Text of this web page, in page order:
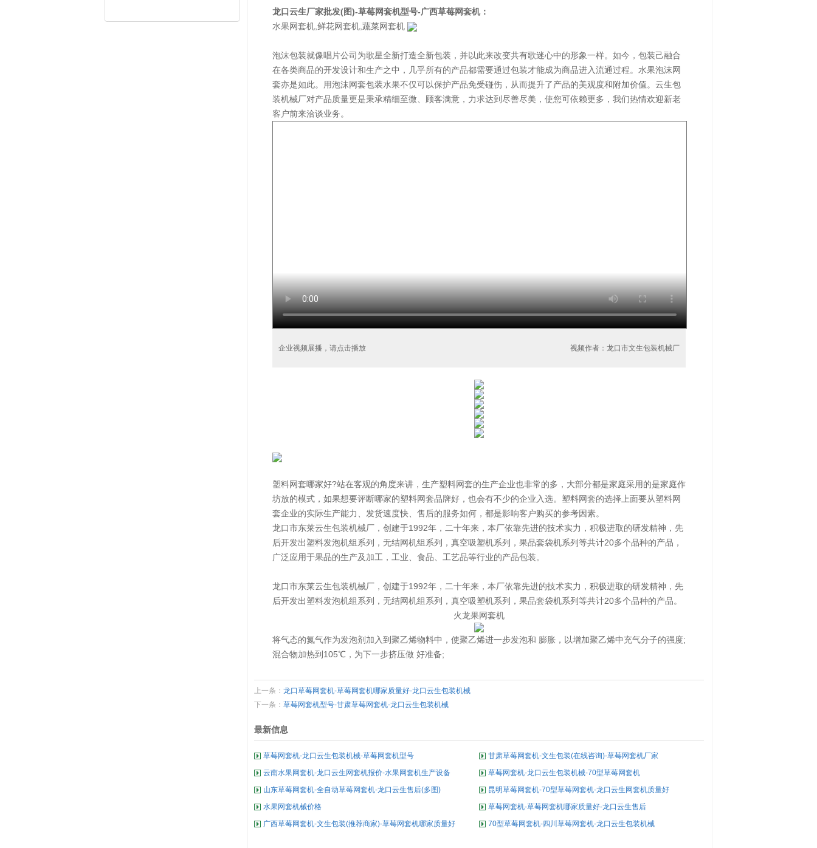
龙口云生厂家批发(图)-草莓网套机型号-广西草莓网套机：
水果网套机 鲜花网套机 蔬菜网套机
泡沫包装就像唱片公司为歌星全新打造全新包装，并以此来改变共有歌迷心中的形象一样。如今，包装己融合
在各类商品的开发设计和生产之中，几乎所有的产品都需要通过包装才能成为商品进入流通过程。水果泡沫网
套亦是如此。用泡沫网套包装水果不仅可以保护产品免受碰伤，从而提升了产品的美观度和附加价值。云生包
装机械厂对产品质量更是秉承精细至微、顾客满意，力求达到尽善尽美，使您可依赖更多，我们热情欢迎新老
客户前来洽谈业务。
企业视频展播，请点击播放 视频作者：龙口市文生包装机械厂
塑料网套哪家好?站在客观的角度来讲，生产塑料网套的生产企业也非常的多，大部分都是家庭采用的是家庭作
坊放的模式，如果想要评断哪家的塑料网套品牌好，也会有不少的企业入选。塑料网套的选择上面要从塑料网
套企业的实际生产能力、发货速度快、售后的服务如何，都是影响客户购买的参考因素。
龙口市东莱云生包装机械厂，创建于1992年，二十年来，本厂依靠先进的技术实力，积极进取的研发精神，先
后开发出塑料发泡机组系列，无结网机组系列，真空吸塑机系列，果品套袋机系列等共计20多个品种的产品，
广泛应用于果品的生产及加工，工业、食品、工艺品等行业的产品包装。
龙口市东莱云生包装机械厂，创建于1992年，二十年来，本厂依靠先进的技术实力，积极进取的研发精神，先
后开发出塑料发泡机组系列，无结网机组系列，真空吸塑机系列，果品套袋机系列等共计20多个品种的产品。
火龙果网套机
将气态的氮气作为发泡剂加入到聚乙烯物料中，使聚乙烯进一步发泡和 膨胀，以增加聚乙烯中充气分子的强度;
混合物加热到105℃，为下一步挤压做 好准备;
上一条： 龙口草莓网套机-草莓网套机哪家质量好-龙口云生包装机械
下一条： 草莓网套机型号-甘肃草莓网套机-龙口云生包装机械
最新信息
草莓网套机-龙口云生包装机械-草莓网套机型号
甘肃草莓网套机-文生包装(在线咨询)-草莓网套机厂家
云南水果网套机-龙口云生网套机报价-水果网套机生产设备
草莓网套机-龙口云生包装机械-70型草莓网套机
山东草莓网套机-全自动草莓网套机-龙口云生售后(多图)
昆明草莓网套机-70型草莓网套机-龙口云生网套机质量好
水果网套机械价格
草莓网套机-草莓网套机哪家质量好-龙口云生售后
广西草莓网套机-文生包装(推荐商家)-草莓网套机哪家质量好
70型草莓网套机-四川草莓网套机-龙口云生包装机械